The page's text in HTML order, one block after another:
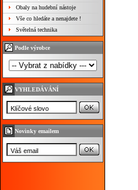
Obaly na hudební nástoje
Vše co hledáte a nenajdete !
Světelná technika
Podle výrobce
VYHLEDÁVÁNÍ
Novinky emailem